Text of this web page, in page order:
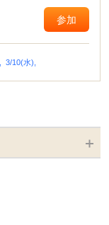
参加
3/10(水),